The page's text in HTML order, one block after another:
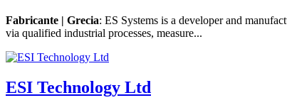
Fabricante | Grecia: ES Systems is a developer and
via qualified industrial processes, measure...
ESI Technology Ltd